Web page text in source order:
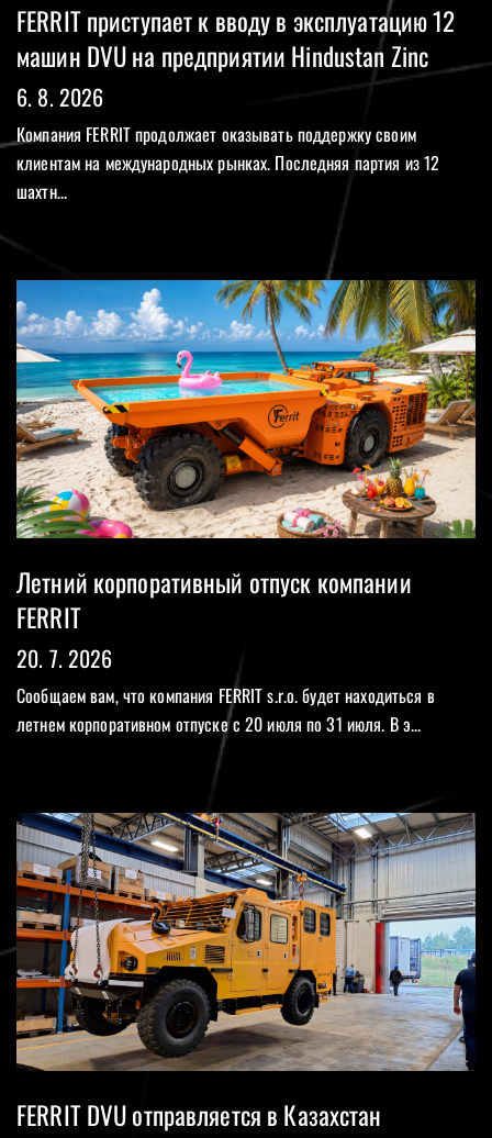
FERRIT приступает к вводу в эксплуатацию 12
машин DVU на предприятии Hindustan Zinc
6. 8. 2026
Компания FERRIT продолжает оказывать поддержку своим
клиентам на международных рынках. Последняя партия из 12
шахтн...
Летний корпоративный отпуск компании
FERRIT
20. 7. 2026
Сообщаем вам, что компания FERRIT s.r.o. будет находиться в
летнем корпоративном отпуске с 20 июля по 31 июля. В э...
FERRIT DVU отправляется в Казахстан